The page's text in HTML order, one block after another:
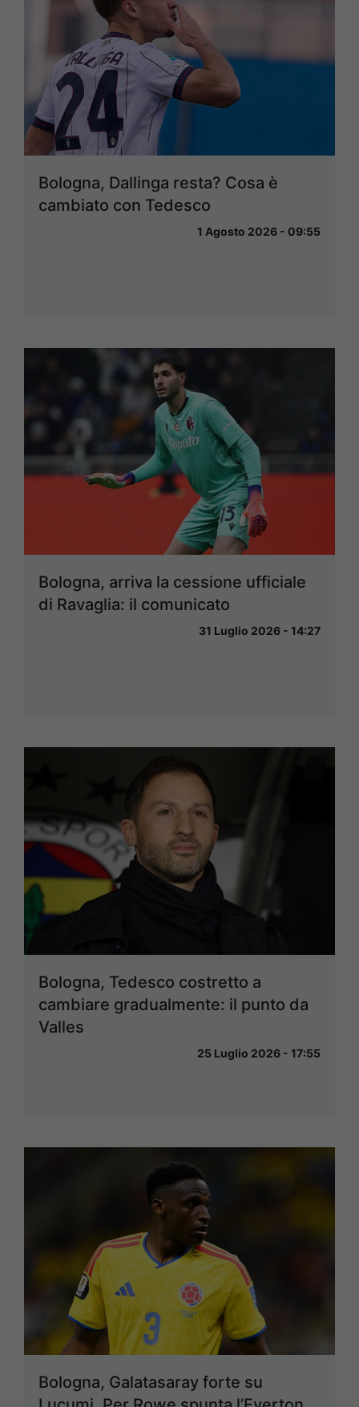
Bologna, Dallinga resta? Cosa è
cambiato con Tedesco
1 Agosto 2026 - 09:55
Bologna, arriva la cessione ufficiale
di Ravaglia: il comunicato
31 Luglio 2026 - 14:27
Bologna, Tedesco costretto a
cambiare gradualmente: il punto da
Valles
25 Luglio 2026 - 17:55
Bologna, Galatasaray forte su